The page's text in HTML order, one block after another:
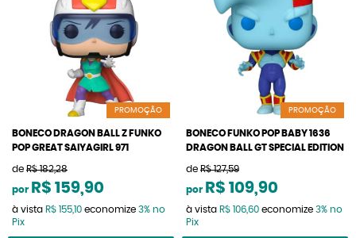
PROMOÇÃO
BONECO DRAGON BALL Z FUNKO
POP GREAT SAIYAGIRL 971
de R$ 182,28
por R$ 159,90
à vista R$ 155,10 economize 3% no
Pix
PROMOÇÃO
BONECO FUNKO POP BABY 1636
DRAGON BALL GT SPECIAL EDITION
de R$ 127,59
por R$ 109,90
à vista R$ 106,60 economize 3% no
Pix